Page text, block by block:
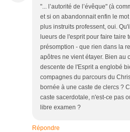
"... l’autorité de l’évêque" (à
et si on abandonnait enfin le
plus instruits professent, oui.
lueurs de l'esprit pour faire taire
présomption - que rien dans la
apôtres ne vient étayer. Bien au
descente de l'Esprit a englobé
compagnes du parcours du
bornée à une caste de clercs ?
caste sacerdotale, n'est-ce pas
libre examen ?
Répondre